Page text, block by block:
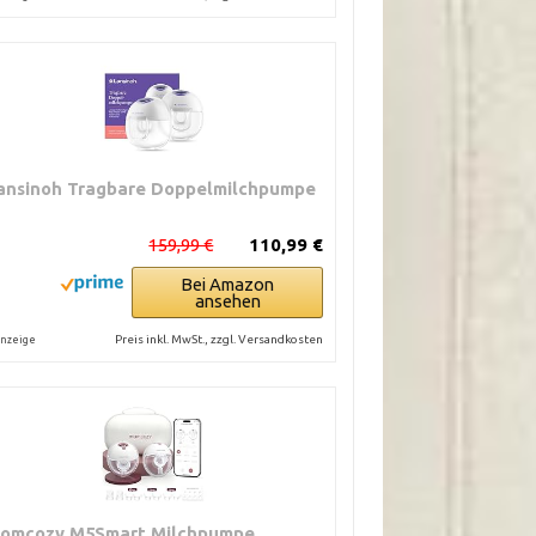
Tragbare Doppelmilchpumpe
110,99 €
159,99 €
Bei Amazon
ansehen
Preis inkl. MwSt., zzgl. Versandkosten